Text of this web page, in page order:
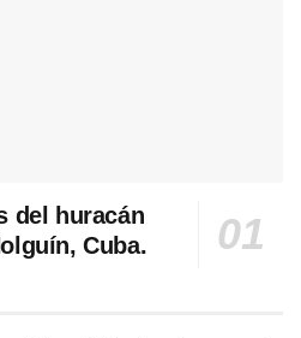
del huracán
Cuba.